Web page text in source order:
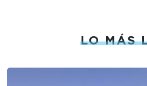
LO MÁS